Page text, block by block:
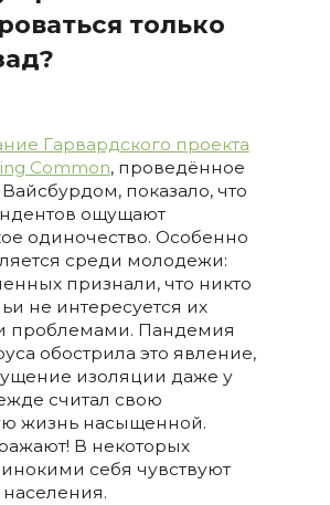
только
Гарвардского проекта
Common, проведённое
показало, что
ощущают
одиночество. Особенно
среди молодежи:
признали, что никто
не интересуется их
проблемами. Пандемия
обострила это явление,
изоляции даже у
считал свою
жизнь насыщенной.
В некоторых
себя чувствуют